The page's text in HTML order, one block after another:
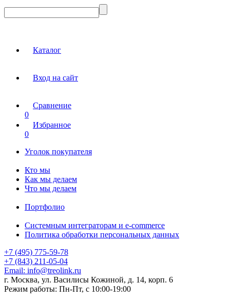
Каталог
Вход на сайт
Сравнение
0
Избранное
0
Уголок покупателя
Кто мы
Как мы делаем
Что мы делаем
Портфолио
Системным интеграторам и e-commerce
Политика обработки персональных данных
+7 (495) 775-59-78
+7 (843) 211-05-04
Email: info@treolink.ru
г. Москва, ул. Василисы Кожиной, д. 14, корп. 6
Режим работы: Пн-Пт, с 10:00-19:00